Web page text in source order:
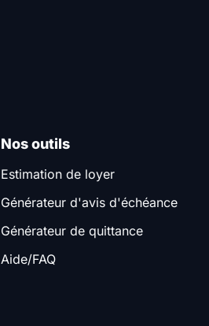
Nos outils
Estimation de loyer
Générateur d'avis d'échéance
Générateur de quittance
Aide/FAQ